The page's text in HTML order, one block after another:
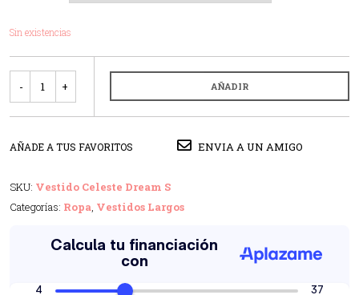
Sin existencias
AÑADIR
AÑADE A TUS FAVORITOS ENVIA A UN AMIGO
SKU: Vestido Celeste Dream S
Categorías: Ropa, Vestidos Largos